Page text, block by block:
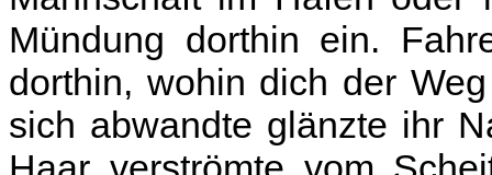
Mündung dorthin ein.
dorthin, wohin dich der
sich abwandte glänzte ihr